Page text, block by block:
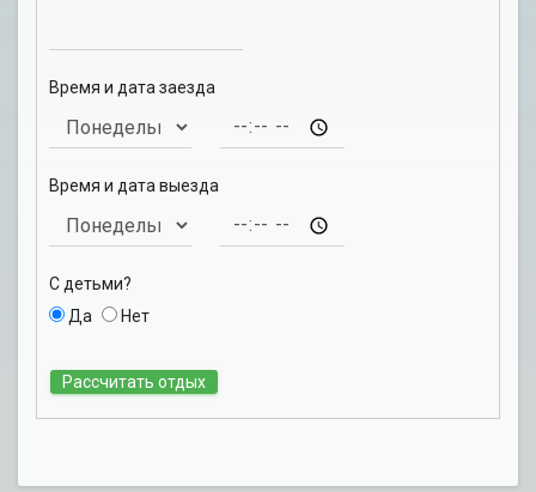
Время и дата заезда
Время и дата выезда
С детьми?
Да
Нет